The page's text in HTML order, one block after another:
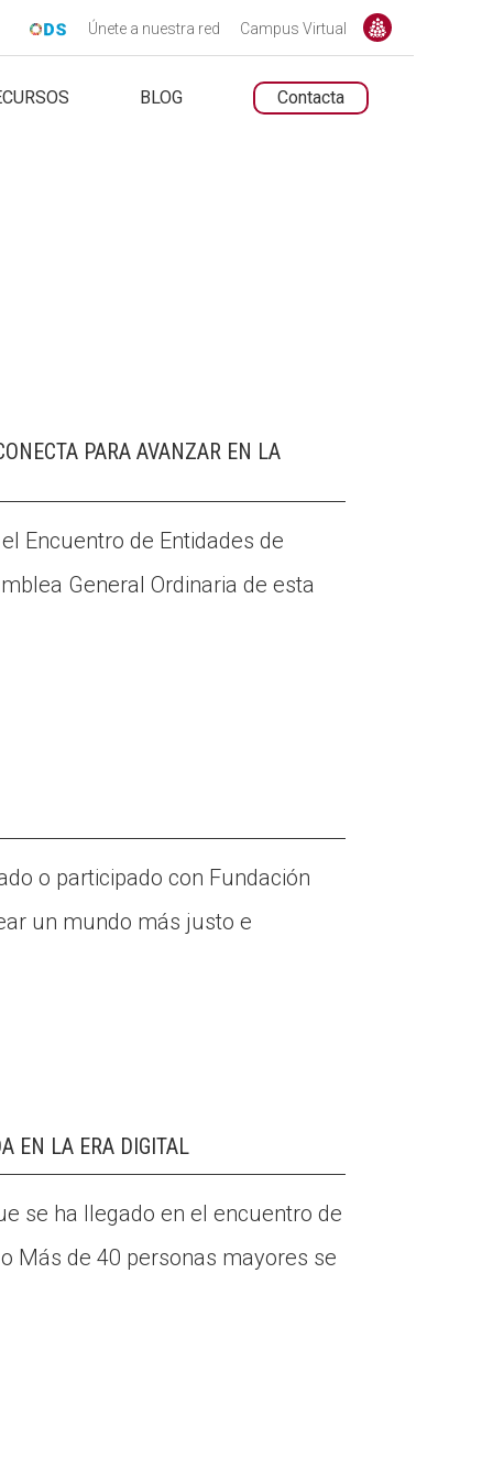
Únete a nuestra red Campus Virtual
BLOG Contacta
PARA AVANZAR EN LA
Encuentro de Entidades de
General Ordinaria de esta
o participado con Fundación
un mundo más justo e
EN LA ERA DIGITAL
se ha llegado en el encuentro de
Más de 40 personas mayores se